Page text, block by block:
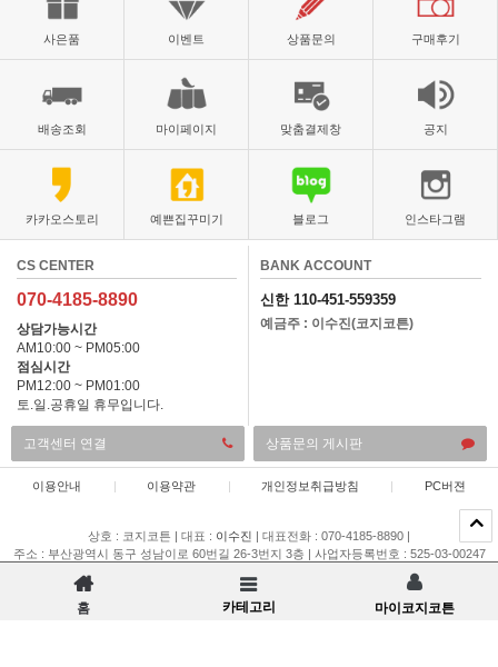
홈 카테고리 마이코지코튼
사은품 이벤트 상품문의 구매후기
배송조회 마이페이지 맞춤결제창 공지
카카오스토리 예쁜집꾸미기 블로그 인스타그램
CS CENTER
070-4185-8890
상담가능시간
AM10:00 ~ PM05:00
점심시간
PM12:00 ~ PM01:00
토.일.공휴일 휴무입니다.
BANK ACCOUNT
신한 110-451-559359
예금주 : 이수진(코지코튼)
고객센터 연결 상품문의 게시판
이용안내 | 이용약관 | 개인정보취급방침 | PC버젼
상호 : 코지코튼 | 대표 : 이수진 | 대표전화 : 070-4185-8890 |
주소 : 부산광역시 동구 성남이로 60번길 26-3번지 3층 | 사업자등록번호 : 525-03-00247
개인정보관리책임자 : 이채은
코지코튼ALL RIGHTS RESERVED.